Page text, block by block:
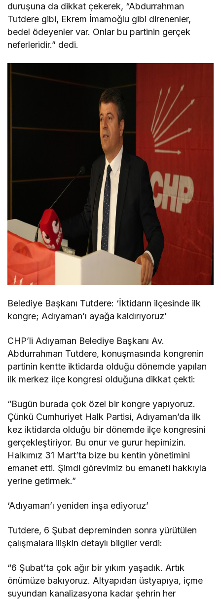
duruşuna da dikkat çekerek, “Abdurrahman
Tutdere gibi, Ekrem İmamoğlu gibi direnenler,
bedel ödeyenler var. Onlar bu partinin gerçek
neferleridir.” dedi.
Belediye Başkanı Tutdere: ‘İktidarın ilçesinde ilk
kongre; Adıyaman’ı ayağa kaldırıyoruz’
CHP’li Adıyaman Belediye Başkanı Av.
Abdurrahman Tutdere, konuşmasında kongrenin
partinin kentte iktidarda olduğu dönemde yapılan
ilk merkez ilçe kongresi olduğuna dikkat çekti:
“Bugün burada çok özel bir kongre yapıyoruz.
Çünkü Cumhuriyet Halk Partisi, Adıyaman’da ilk
kez iktidarda olduğu bir dönemde ilçe kongresini
gerçekleştiriyor. Bu onur ve gurur hepimizin.
Halkımız 31 Mart’ta bize bu kentin yönetimini
emanet etti. Şimdi görevimiz bu emaneti hakkıyla
yerine getirmek.”
‘Adıyaman’ı yeniden inşa ediyoruz’
Tutdere, 6 Şubat depreminden sonra yürütülen
çalışmalara ilişkin detaylı bilgiler verdi:
“6 Şubat’ta çok ağır bir yıkım yaşadık. Artık
önümüze bakıyoruz. Altyapıdan üstyapıya, içme
suyundan kanalizasyona kadar şehrin her